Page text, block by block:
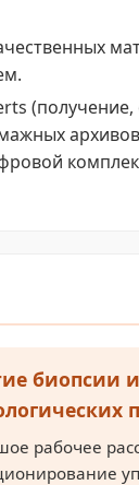
(получение,
биопсии и
рабочее